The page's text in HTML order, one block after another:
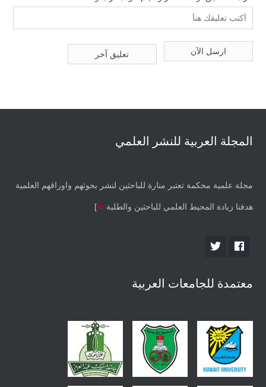
المجلة العربية للنشر العلمي
مجلة علمية محكمة تعتبر منارة للباحثين لنشر بحوثهم واوراقهم العلمية
هدفنا زيادة المحيط العلمي للباحثين والطلبة ]
معتمدة للجامعات العربية